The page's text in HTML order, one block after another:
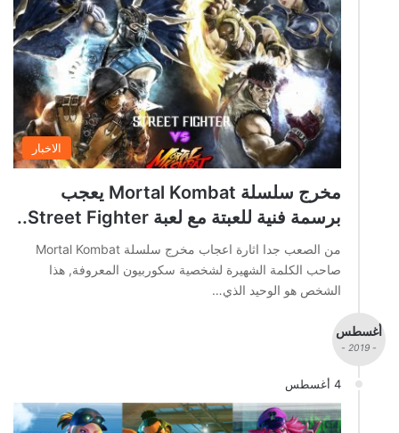
الاخبار
مخرج سلسلة Mortal Kombat يعجب
برسمة فنية للعبتة مع لعبة Street Fighter..
من الصعب جدا اثارة اعجاب مخرج سلسلة Mortal Kombat
صاحب الكلمة الشهيرة لشخصية سكوربيون المعروفة, هذا
الشخص هو الوحيد الذي…
أغسطس
- 2019 -
4 أغسطس